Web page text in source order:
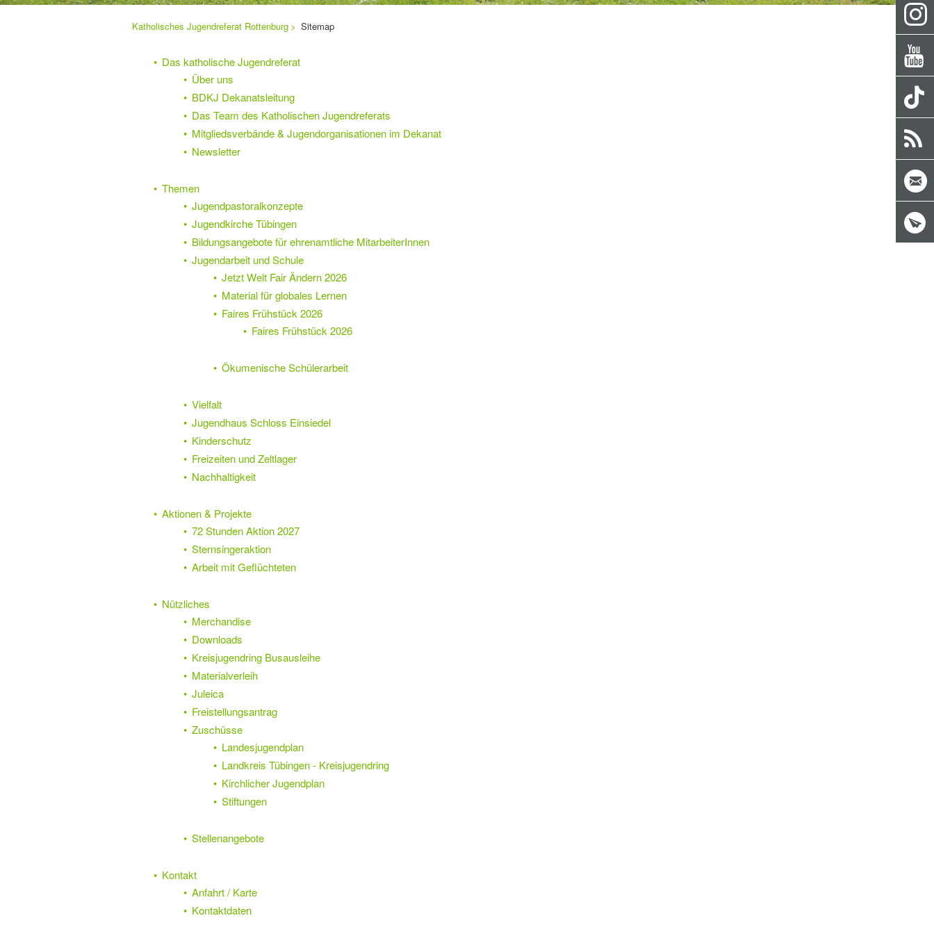
Sie
Navigation
Katholisches Jugendreferat Rottenburg Sitemap
Das katholische Jugendreferat
Über uns
BDKJ Dekanatsleitung
Das Team des Katholischen Jugendreferats
Mitgliedsverbände & Jugendorganisationen im Dekanat
Newsletter
Themen
Jugendpastoralkonzepte
Jugendkirche Tübingen
Bildungsangebote für ehrenamtliche MitarbeiterInnen
Jugendarbeit und Schule
Jetzt Welt Fair Ändern 2026
Material für globales Lernen
Faires Frühstück 2026
Faires Frühstück 2026
Ökumenische Schülerarbeit
Vielfalt
Jugendhaus Schloss Einsiedel
Kinderschutz
Freizeiten und Zeltlager
Nachhaltigkeit
Aktionen & Projekte
72 Stunden Aktion 2027
Sternsingeraktion
Arbeit mit Geflüchteten
Nützliches
Merchandise
Downloads
Kreisjugendring Busausleihe
Materialverleih
Juleica
Freistellungsantrag
Zuschüsse
Landesjugendplan
Landkreis Tübingen - Kreisjugendring
Kirchlicher Jugendplan
Stiftungen
Stellenangebote
Kontakt
Anfahrt / Karte
Kontaktdaten